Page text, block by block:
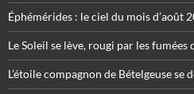
Éphémérides : le ciel du mois d’août
Le Soleil se lève, rougi par les fumées
L’étoile compagnon de Bételgeuse se